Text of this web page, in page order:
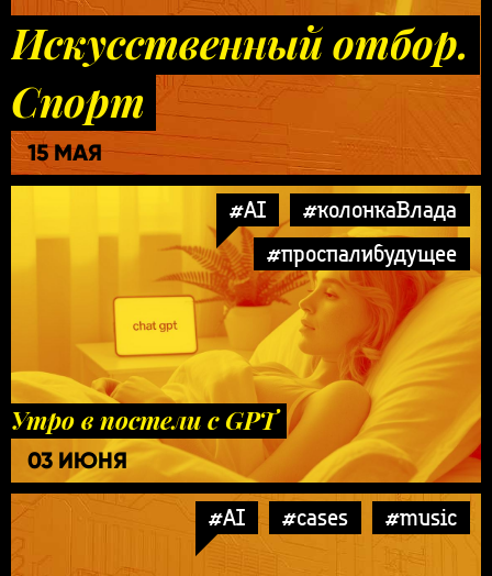
Искусственный отбор.
Спорт
15 МАЯ
#AI
#колонкаВлада
#проспалибудущее
Утро в постели с GPT
03 ИЮНЯ
#AI #cases #music